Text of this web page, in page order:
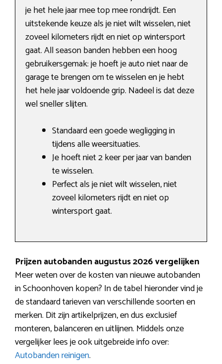
je het hele jaar mee top mee rondrijdt. Een
uitstekende keuze als je niet wilt wisselen, niet
zoveel kilometers rijdt en niet op wintersport
gaat. All season banden hebben een hoog
gebruikersgemak: je hoeft je auto niet naar de
garage te brengen om te wisselen en je hebt
het hele jaar voldoende grip. Nadeel is dat deze
wel sneller slijten.
Standaard een goede wegligging in
tijdens alle weersituaties.
Je hoeft niet 2 keer per jaar van banden
te wisselen.
Perfect als je niet wilt wisselen, niet
zoveel kilometers rijdt en niet op
wintersport gaat.
Prijzen autobanden augustus 2026 vergelijken
Meer weten over de kosten van nieuwe autobanden
in Schoonhoven kopen? In de tabel hieronder vind je
de standaard tarieven van verschillende soorten en
merken. Dit zijn artikelprijzen, en dus exclusief
monteren, balanceren en uitlijnen. Middels onze
vergelijker lees je ook uitgebreide info over:
Autobanden reinigen.